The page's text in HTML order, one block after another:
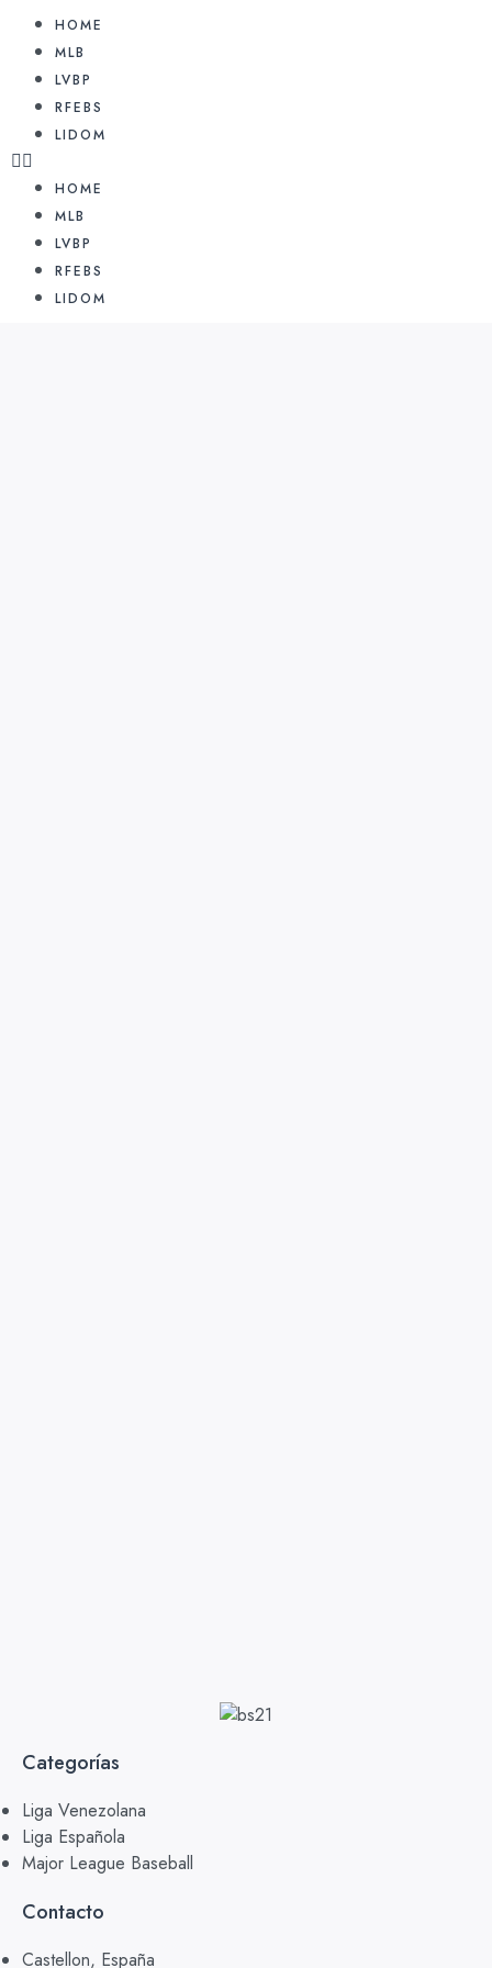
HOME
MLB
LVBP
RFEBS
LIDOM
HOME
MLB
LVBP
RFEBS
LIDOM
Categorías
Liga Venezolana
Liga Española
Major League Baseball
Contacto
Castellon, España